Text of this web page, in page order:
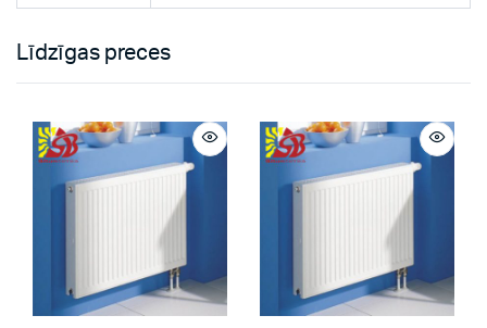
Līdzīgas preces